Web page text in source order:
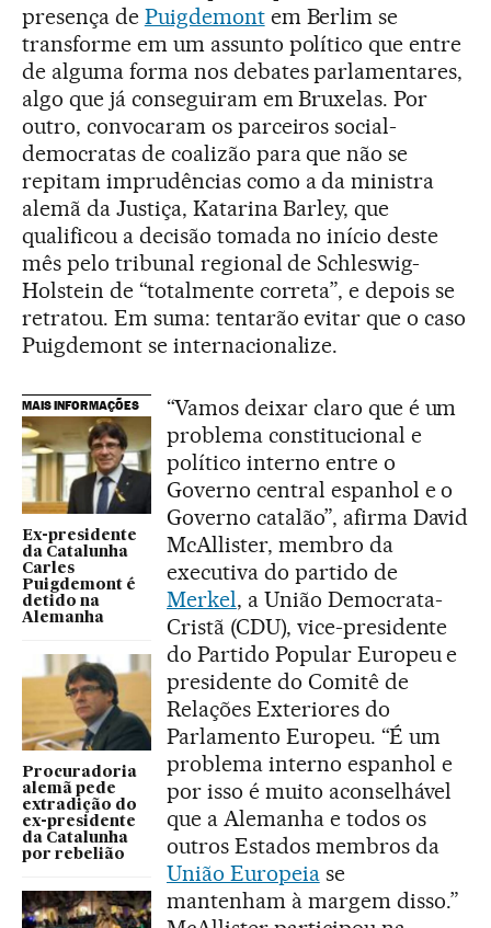
presença de Puigdemontem Berlim se
transforme em um assunto político que entre
de alguma forma nos debates parlamentares,
algo que já conseguiram em Bruxelas. Por
outro, convocaram os parceiros social-
democratas de coalizão para que não se
repitam imprudências como a da ministra
alemã da Justiça, Katarina Barley, que
qualificou a decisão tomada no início deste
mês pelo tribunal regional de Schleswig-
Holstein de “totalmente correta”, e depois se
retratou. Em suma: tentarão evitar que o caso
Puigdemont se internacionalize.
MAIS INFORMAÇÕES
Ex-presidente
da Catalunha
Carles
Puigdemont é
detido na
Alemanha
Procuradoria
alemã pede
extradição do
ex-presidente
da Catalunha
por rebelião
“Vamos deixar claro que é um
problema constitucional e
político interno entre o
Governo central espanhol e o
Governo catalão”, afirma David
McAllister, membro da
executiva do partido de
Merkel, a União Democrata-
Cristã (CDU), vice-presidente
do Partido Popular Europeu e
presidente do Comitê de
Relações Exteriores do
Parlamento Europeu. “É um
problema interno espanhol e
por isso é muito aconselhável
que a Alemanha e todos os
outros Estados membros da
União Europeiase
mantenham à margem disso.”